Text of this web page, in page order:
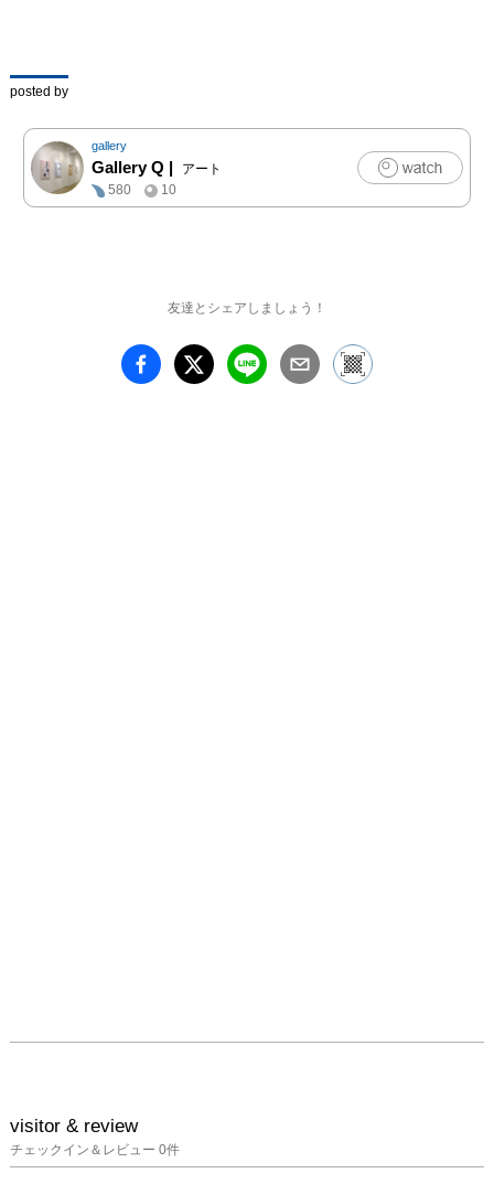
ー
が同時期に合わせ日本橋
エリアを文化とアートの
街として拡大します。
日本橋に訪れる人々にコ
ていただくことで、人々
の織りなす文化の街とし
て記憶にとどめてい
第1会場： コレド日本
橋　（全館）
           〒103-0027東京都
posted by
gallery
Gallery Q |
アート
580
10
友達とシェアしましょう！
visitor & review
チェックイン＆レビュー 0件